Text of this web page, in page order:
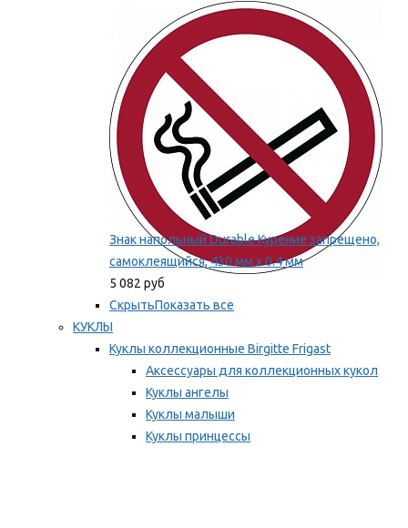
Напольная маркировка
Мы рекомендуем
Знак напольный Durable Курение запрещено,
самоклеящийся, 430 мм х 0.4 мм
5 082 руб
СкрытьПоказать все
КУКЛЫ
Куклы коллекционные Birgitte Frigast
Аксессуары для коллекционных кукол
Куклы ангелы
Куклы малыши
Куклы принцессы